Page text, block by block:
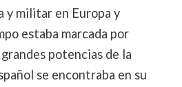
y militar en Europa y
estaba marcada por
potencias de la
se encontraba en su